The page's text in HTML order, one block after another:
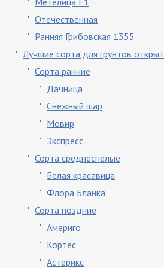
Отечественная
Ранняя Грибовская 1355
Лучшие сорта для грунтов
Сорта ранние
Дачница
Снежный шар
Мовир
Экспресс
Сорта среднеспелые
Белая красавица
Флора Бланка
Сорта поздние
Америго
Кортес
Астерикс